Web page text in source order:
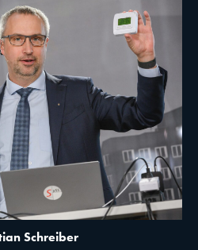
Schreiber